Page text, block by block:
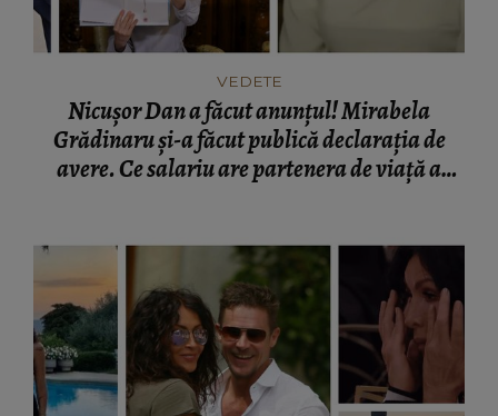
VEDETE
Nicușor Dan a făcut anunțul! Mirabela
Grădinaru și-a făcut publică declarația de
avere. Ce salariu are partenera de viață a